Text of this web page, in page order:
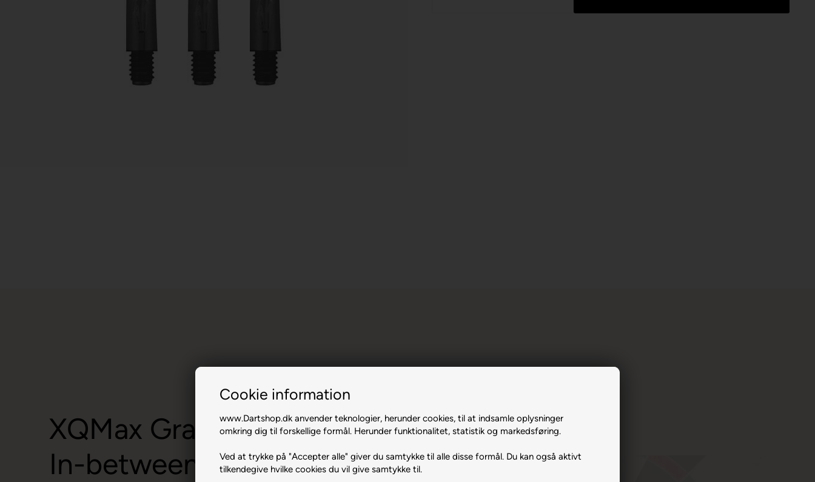
Cookie information
www.Dartshop.dk anvender teknologier, herunder cookies, til at indsamle oplysninger
omkring dig til forskellige formål. Herunder funktionalitet, statistik og markedsføring.
Ved at trykke på "Accepter alle" giver du samtykke til alle disse formål. Du kan også aktivt
tilkendegive hvilke cookies du vil give samtykke til.
XQMax Gradient, Sort/Rød
In-between.